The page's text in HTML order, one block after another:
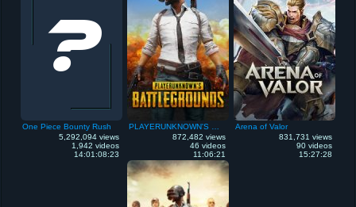
One Piece Bounty Rush
5,292,094 views
1,942 videos
14:01:08:23
872,482 views
46 videos
11:06:21
Arena of Valor
831,731 views
90 videos
15:27:28